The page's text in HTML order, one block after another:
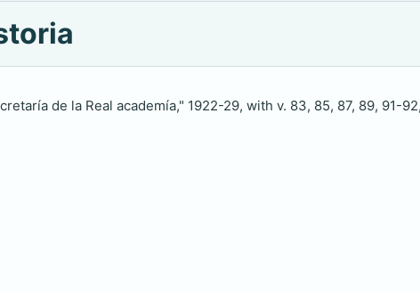
de la Real academía," 1922-29, with v. 83, 85, 87, 89, 91-